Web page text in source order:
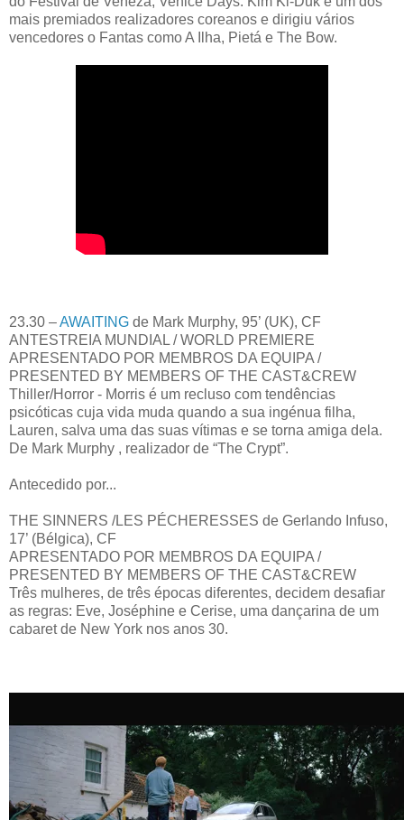
mais premiados realizadores coreanos e dirigiu vários
vencedores o Fantas como A Ilha, Pietá e The Bow.
23.30 –AWAITING de Mark Murphy, 95’ (UK), CF
ANTESTREIA MUNDIAL / WORLD PREMIERE
APRESENTADO POR MEMBROS DA EQUIPA /
PRESENTED BY MEMBERS OF THE CAST&CREW
Thiller/Horror - Morris é um recluso com tendências
psicóticas cuja vida muda quando a sua ingénua filha,
Lauren, salva uma das suas vítimas e se torna amiga dela.
De Mark Murphy , realizador de “The Crypt”.
Antecedido por...
THE SINNERS /LES PÉCHERESSES de Gerlando Infuso,
17’ (Bélgica), CF
APRESENTADO POR MEMBROS DA EQUIPA /
PRESENTED BY MEMBERS OF THE CAST&CREW
Três mulheres, de três épocas diferentes, decidem desafiar
as regras: Eve, Joséphine e Cerise, uma dançarina de um
cabaret de New York nos anos 30.